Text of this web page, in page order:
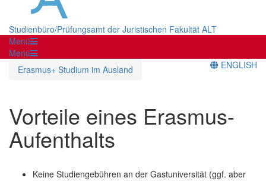
Studienbüro/Prüfungsamt der Juristischen Fakultät ALT
Menü
Menü
Erasmus+ Studium im Ausland
ENGLISH
Vorteile eines Erasmus-
Aufenthalts
Keine Studiengebühren an der Gastuniversität (ggf. aber